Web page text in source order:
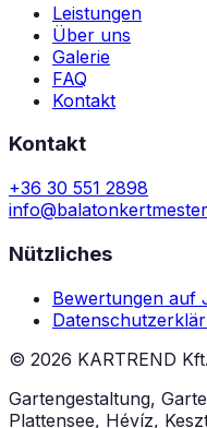
Leistungen
Über uns
Galerie
FAQ
Kontakt
Kontakt
+36 30 551 2898
Nützliches
Bewertungen auf
© 2026 KARTREND
Gartengestaltung,
Plattensee, Hévíz,